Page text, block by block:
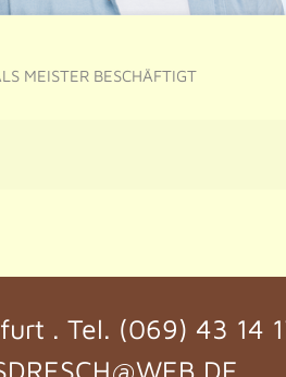
MEISTER BESCHÄFTIGT
. Tel. (069) 43 14